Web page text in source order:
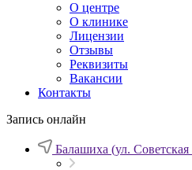
О центре
О клинике
Лицензии
Отзывы
Реквизиты
Вакансии
Контакты
Запись онлайн
Балашиха (ул. Советская